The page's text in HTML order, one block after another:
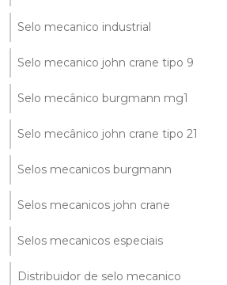
Selo mecanico industrial
Selo mecanico john crane tipo 9
Selo mecânico burgmann mg1
Selo mecânico john crane tipo 21
Selos mecanicos burgmann
Selos mecanicos john crane
Selos mecanicos especiais
Distribuidor de selo mecanico